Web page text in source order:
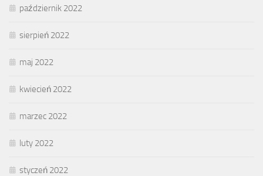
październik 2022
sierpień 2022
maj 2022
kwiecień 2022
marzec 2022
luty 2022
styczeń 2022